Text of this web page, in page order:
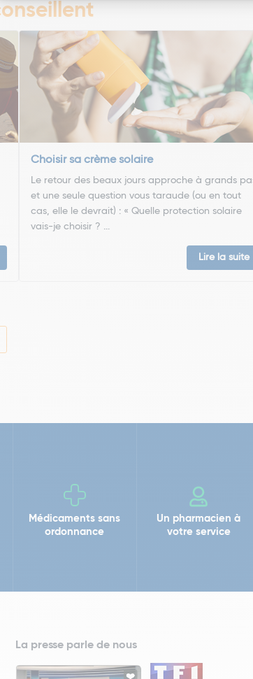
Choisir sa crème solaire
Le retour des beaux jours approche à grands
et une seule question vous taraude (ou en tout
cas, elle le devrait) : « Quelle protection solaire
vais-je choisir ? ...
Lire la suite
Médicaments sans
ordonnance
Un pharmacien à
votre service
La presse parle de nous